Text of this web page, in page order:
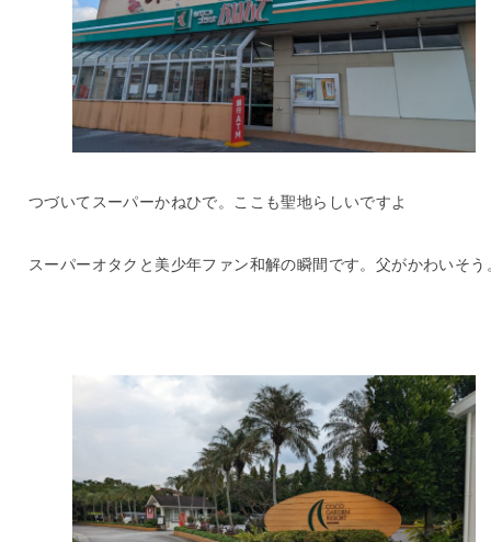
つづいてスーパーかねひで。ここも聖地らしいですよ
スーパーオタクと美少年ファン和解の瞬間です。父がかわいそう